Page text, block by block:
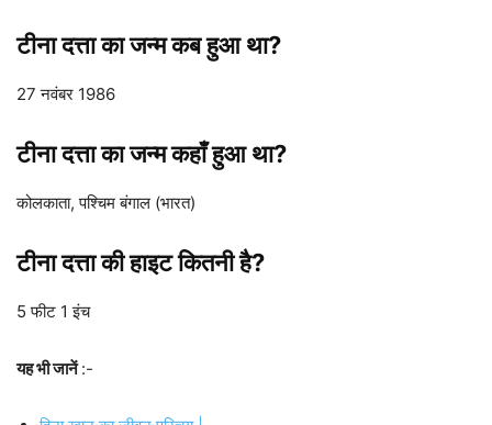
टीना दत्ता का जन्म कब हुआ था?
27 नवंबर 1986
टीना दत्ता का जन्म कहाँ हुआ था?
कोलकाता, पश्चिम बंगाल (भारत)
टीना दत्ता की हाइट कितनी है?
5 फीट 1 इंच
यह भी जानें:-